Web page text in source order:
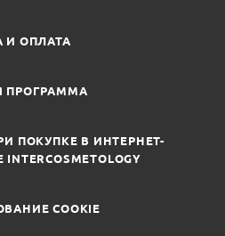
И ОПЛАТА
ПРОГРАММА
ПОКУПКЕ В ИНТЕРНЕТ-
COOKIE